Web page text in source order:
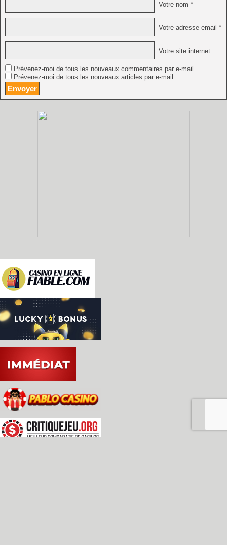
Votre nom *
Votre adresse email *
Votre site internet
Prévenez-moi de tous les nouveaux commentaires par e-mail.
Prévenez-moi de tous les nouveaux articles par e-mail.